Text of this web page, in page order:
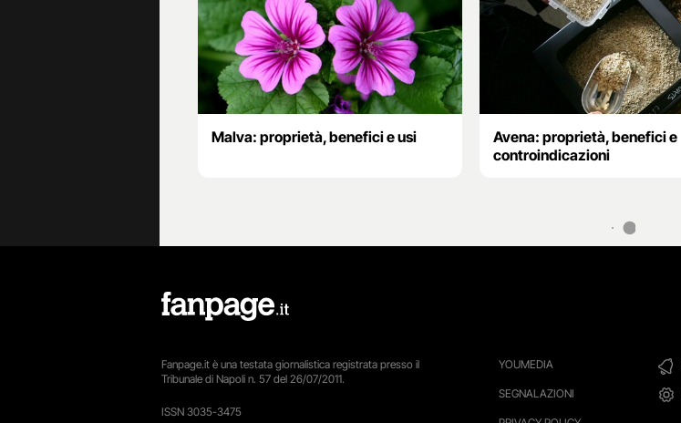
Malva: proprietà, benefici e usi
Avena: proprietà, benefici e
controindicazioni
YOUMEDIA
SEGNALAZIONI
Fanpage.it è una testata giornalistica registrata presso il
Tribunale di Napoli n. 57 del 26/07/2011.
ISSN 3035-3475